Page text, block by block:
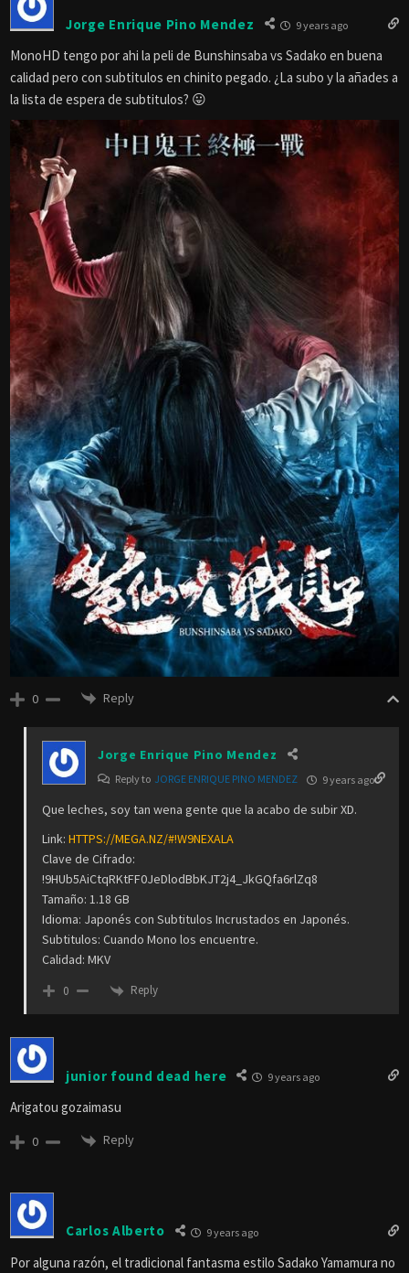
Juls 9 years ago
Gracias @MonoHB! estas no son mi palo, pero se agradece
enormemente tu desinteresada tarea!
Qué opinas de: “The Harvesting”, “Jack Goes Home”, “The Patient
Seven”, “Tickeled”, “Flight Crew” (rusa), la canadiense “She Who
must Burn” y “The Greasy Strangler”?
Ya las hay por ahí disponibles por si por si…
junior found dead here 9 years ago
Mono, podria subir comics/mangas de horror en formato jpg o cbr?
ya en español, estaria bien?
0 Reply
Jorge Enrique Pino Mendez 9 years ago
MonoHD tengo por ahi la peli de Bunshinsaba vs Sadako en buena
calidad pero con subtitulos en chinito pegado. ¿La subo y la añades a
la lista de espera de subtitulos? 😛
0 Reply
Reply to JORGE ENRIQUE PINO MENDEZ
Que leches, soy tan wena gente que la acabo de subir XD.